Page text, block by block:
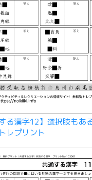
する漢字12】選択肢もあ
レプリント